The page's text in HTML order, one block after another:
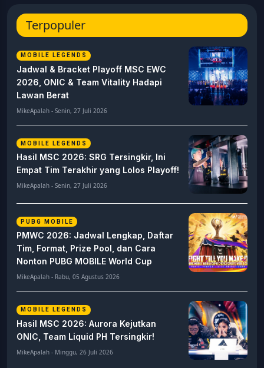
Terpopuler
MOBILE LEGENDS
Jadwal & Bracket Playoff MSC EWC
2026, ONIC & Team Vitality Hadapi
Lawan Berat
MikeApalah - Senin, 27 Juli 2026
MOBILE LEGENDS
Hasil MSC 2026: SRG Tersingkir, Ini
Empat Tim Terakhir yang Lolos Playoff!
MikeApalah - Senin, 27 Juli 2026
PUBG MOBILE
PMWC 2026: Jadwal Lengkap, Daftar
Tim, Format, Prize Pool, dan Cara
Nonton PUBG MOBILE World Cup
MikeApalah - Rabu, 05 Agustus 2026
MOBILE LEGENDS
Hasil MSC 2026: Aurora Kejutkan
ONIC, Team Liquid PH Tersingkir!
MikeApalah - Minggu, 26 Juli 2026